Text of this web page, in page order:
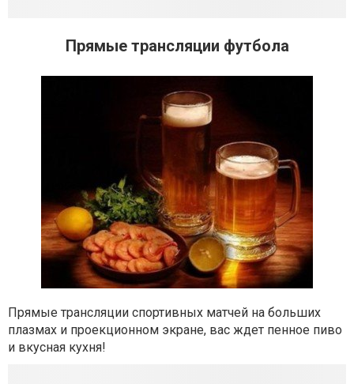
Прямые трансляции футбола
Прямые трансляции спортивных матчей на больших
плазмах и проекционном экране, вас ждет пенное пиво
и вкусная кухня!